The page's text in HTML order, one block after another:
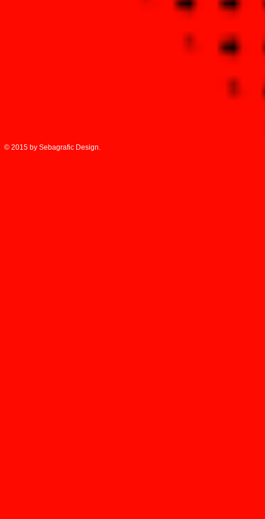
© 2015 by Sebagrafic Design.